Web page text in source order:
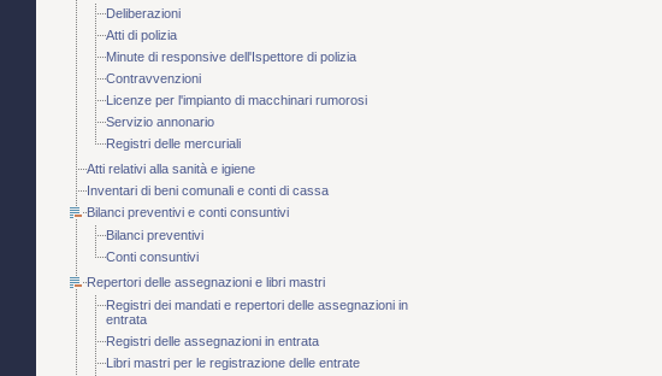
Deliberazioni
Atti di polizia
Minute di responsive dell'Ispettore di polizia
Contravvenzioni
Licenze per l'impianto di macchinari rumorosi
Servizio annonario
Registri delle mercuriali
Atti relativi alla sanità e igiene
Inventari di beni comunali e conti di cassa
Bilanci preventivi e conti consuntivi
Bilanci preventivi
Conti consuntivi
Repertori delle assegnazioni e libri mastri
Registri dei mandati e repertori delle assegnazioni in
entrata
Registri delle assegnazioni in entrata
Libri mastri per le registrazione delle entrate